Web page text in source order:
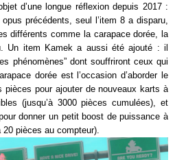
d’une longue réflexion depuis 2017 :
précédents, seul l’item 8 a disparu,
différents comme la carapace dorée, la
Un item Kamek a aussi été ajouté : il
phénomènes” dont souffriront ceux qui
dorée est l’occasion d’aborder le
pièces pour ajouter de nouveaux karts à
(jusqu’à 3000 pièces cumulées), et
donner un petit boost de puissance à
pièces au compteur).